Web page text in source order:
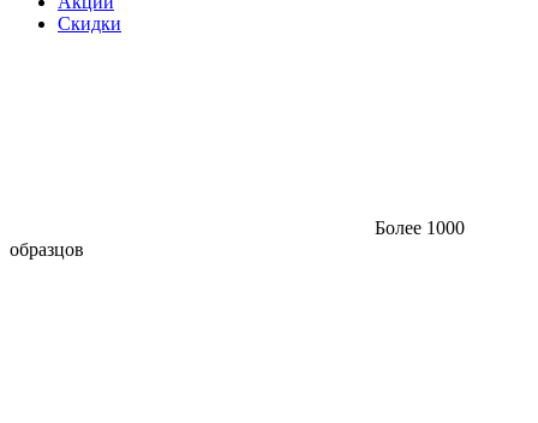
Скидки
Более 1000
образцов